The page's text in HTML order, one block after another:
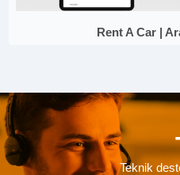
Rent A Car |
Teknik